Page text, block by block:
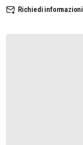
Richiedi informazioni